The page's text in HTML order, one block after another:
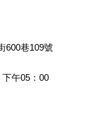
600巷109號
午05：00